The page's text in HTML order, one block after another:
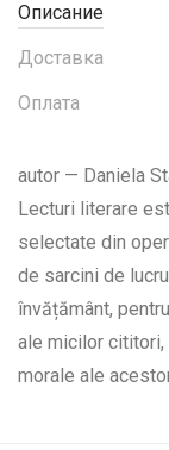
Описание
Доставка
Оплата
autor — Daniela
Lecturi literare
selectate din
de sarcini de
învățământ,
ale micilor
morale ale